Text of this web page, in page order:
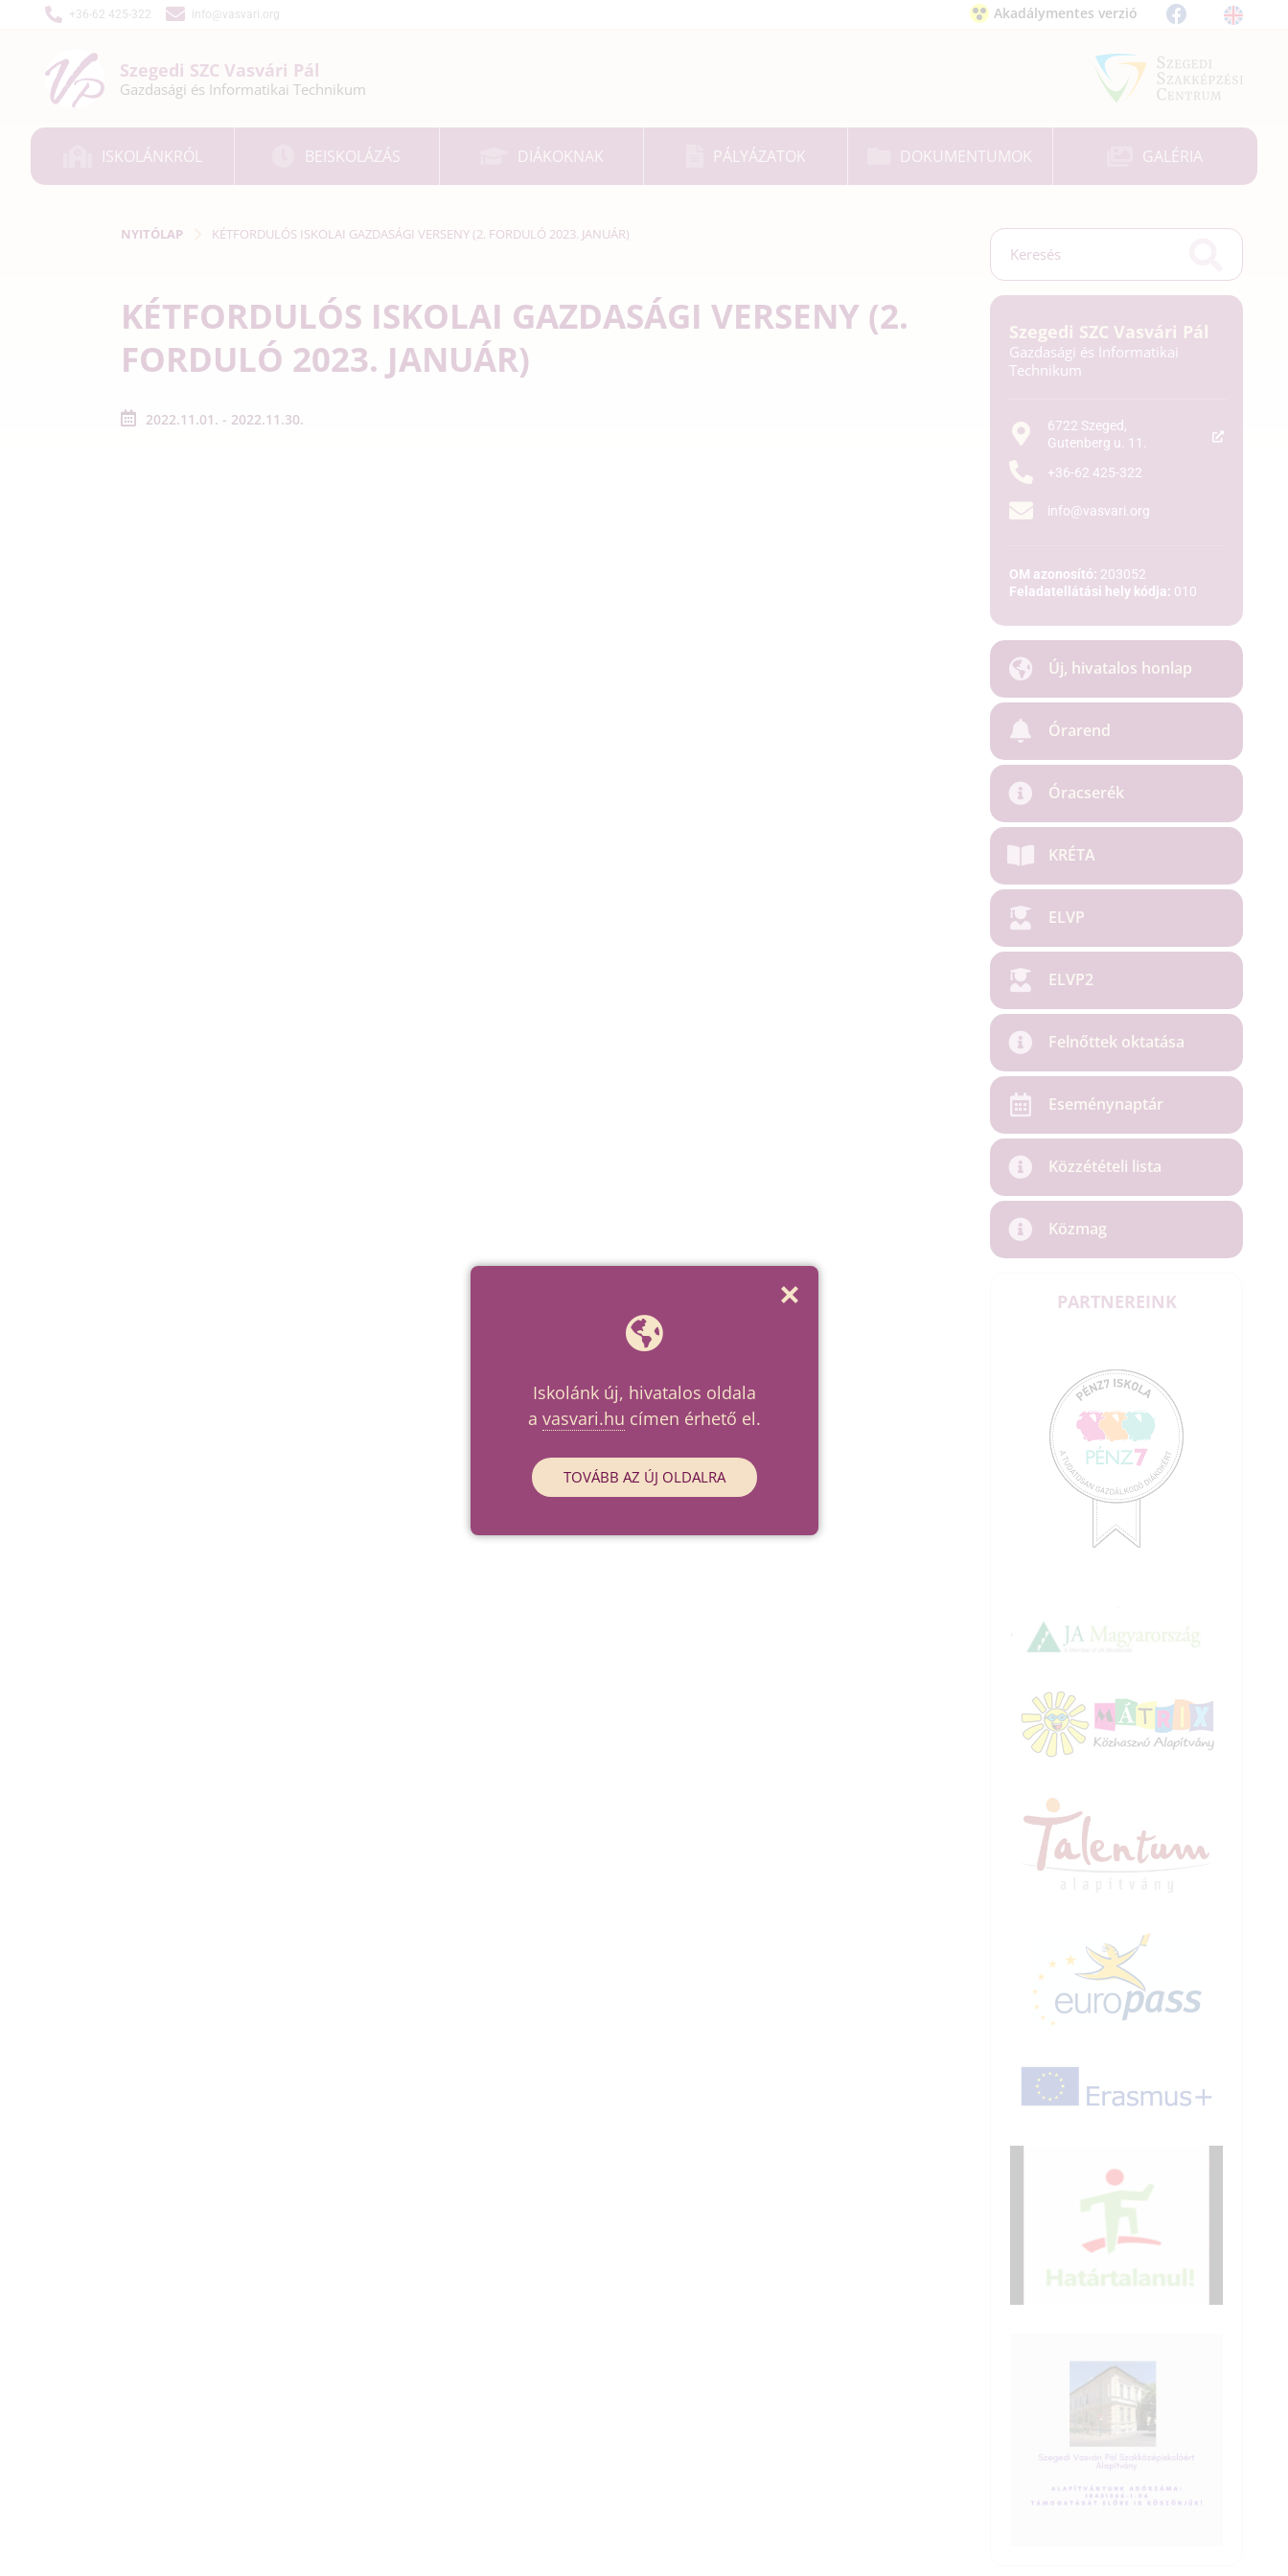
+36-62 425-322 info@vasvari.org Akadálymentes verzió
Szegedi SZC Vasvári Pál
Gazdasági és Informatikai Technikum
ISKOLÁNKRÓL BEISKOLÁZÁS DIÁKOKNAK PÁLYÁZATOK DOKUMENTUMOK GALÉRIA
NYITÓLAP KÉTFORDULÓS ISKOLAI GAZDASÁGI VERSENY (2. FORDULÓ 2023. JANUÁR)
KÉTFORDULÓS ISKOLAI GAZDASÁGI VERSENY (2.
FORDULÓ 2023. JANUÁR)
2022.11.01. - 2022.11.30.
Szegedi SZC Vasvári Pál
Gazdasági és Informatikai
Technikum
6722 Szeged,
Gutenberg u. 11.
+36-62 425-322
info@vasvari.org
OM azonosító: 203052
Feladatellátási hely kódja: 010
Új, hivatalos honlap
Órarend
Óracserék
KRÉTA
ELVP
ELVP2
Felnőttek oktatása
Eseménynaptár
Közzétételi lista
Közmag
PARTNEREINK
Iskolánk új, hivatalos oldala
a vasvari.hu címen érhető el.
TOVÁBB AZ ÚJ OLDALRA